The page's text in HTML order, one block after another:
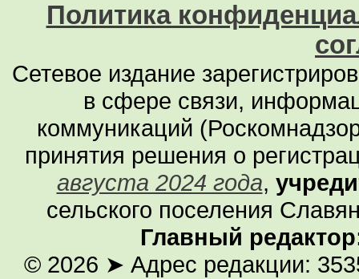
Политика
Сетевое издание
в сфере связи,
коммуникаций
принятия решения о
августа 2024 года,
сельского поселения
Главный
© 2026 ➤ Адрес редакции: